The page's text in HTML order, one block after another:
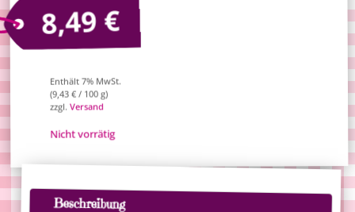
8,49€
Enthält 7% MwSt.
(9,43€/ 100 g)
zzgl.Versand
Nicht vorrätig
Beschreibung